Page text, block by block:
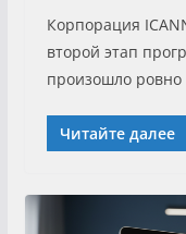
Корпорация
второй этап
произошло ровно
Читайте далее